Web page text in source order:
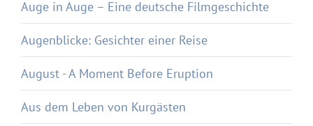
Auge in Auge – Eine deutsche Filmgeschichte
Augenblicke: Gesichter einer Reise
August - A Moment Before Eruption
Aus dem Leben von Kurgästen